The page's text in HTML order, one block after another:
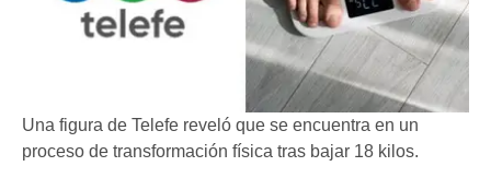
Una figura de Telefe reveló que se encuentra en un
proceso de transformación física tras bajar 18 kilos.